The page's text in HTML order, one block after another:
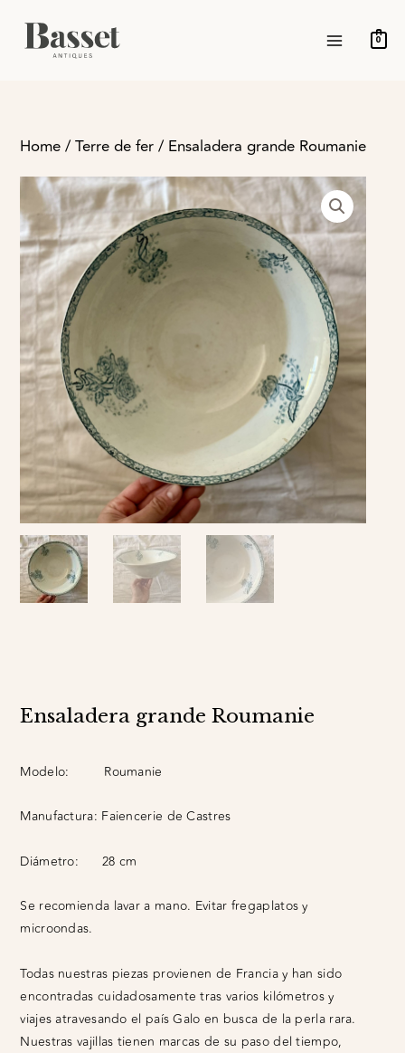
contenido
MENU
0
Home/Terre de fer/ Ensaladera grande Roumanie
Ensaladera grande Roumanie
Modelo: Roumanie
Manufactura: Faiencerie de Castres
Diámetro: 28 cm
Se recomienda lavar a mano. Evitar fregaplatos y
microondas.
Todas nuestras piezas provienen de Francia y han sido
encontradas cuidadosamente tras varios kilómetros y
viajes atravesando el país Galo en busca de la perla rara.
Nuestras vajillas tienen marcas de su paso del tiempo,